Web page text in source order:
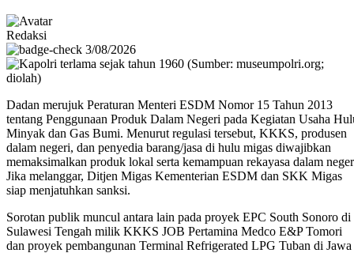
Redaksi
3/08/2026
Dadan merujuk Peraturan Menteri ESDM Nomor 15 Tahun 2013
tentang Penggunaan Produk Dalam Negeri pada Kegiatan Usaha
Minyak dan Gas Bumi. Menurut regulasi tersebut, KKKS, produsen
dalam negeri, dan penyedia barang/jasa di hulu migas diwajibkan
memaksimalkan produk lokal serta kemampuan rekayasa dalam
Jika melanggar, Ditjen Migas Kementerian ESDM dan SKK Migas
siap menjatuhkan sanksi.
Sorotan publik muncul antara lain pada proyek EPC South Sonoro di
Sulawesi Tengah milik KKKS JOB Pertamina Medco E&P Tomori
dan proyek pembangunan Terminal Refrigerated LPG Tuban di Jawa